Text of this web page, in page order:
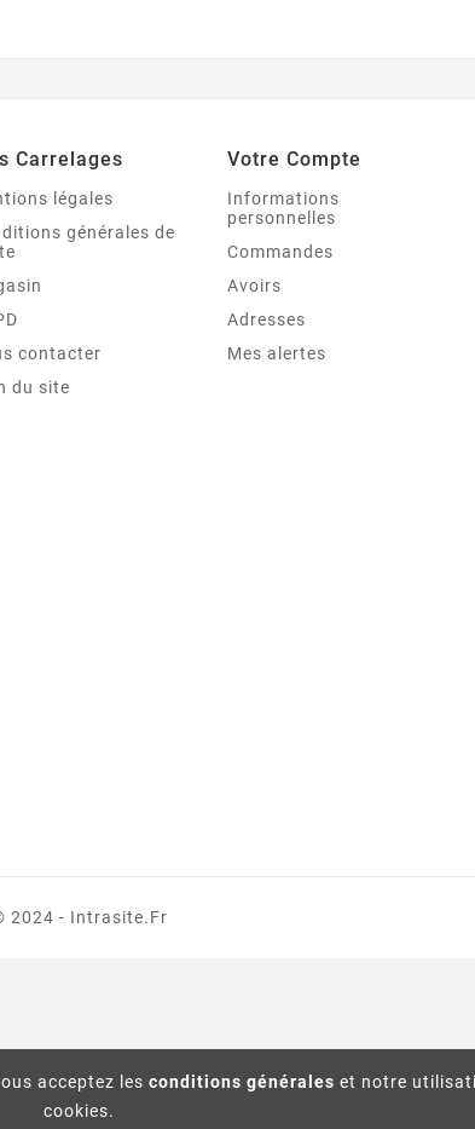
acceptez lesconditions générales et notre
cookies.
Carrelages
légales
générales de
contacter
du site
Votre Compte
Informations
personnelles
Commandes
Avoirs
Adresses
Mes alertes
2024 - Intrasite.fr